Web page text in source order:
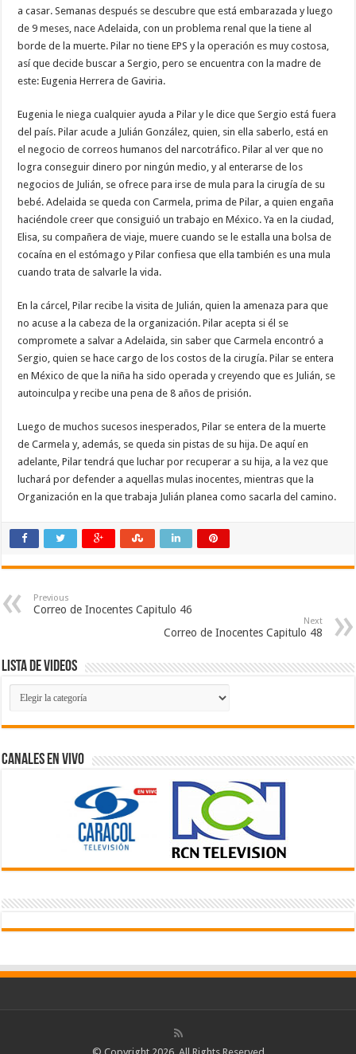
a casar. Semanas después se descubre que está embarazada y luego
de 9 meses, nace Adelaida, con un problema renal que la tiene al
borde de la muerte. Pilar no tiene EPS y la operación es muy costosa,
así que decide buscar a Sergio, pero se encuentra con la madre de
este: Eugenia Herrera de Gaviria.
Eugenia le niega cualquier ayuda a Pilar y le dice que Sergio está fuera
del país. Pilar acude a Julián González, quien, sin ella saberlo, está en
el negocio de correos humanos del narcotráfico. Pilar al ver que no
logra conseguir dinero por ningún medio, y al enterarse de los
negocios de Julián, se ofrece para irse de mula para la cirugía de su
bebé. Adelaida se queda con Carmela, prima de Pilar, a quien engaña
haciéndole creer que consiguió un trabajo en México. Ya en la ciudad,
Elisa, su compañera de viaje, muere cuando se le estalla una bolsa de
cocaína en el estómago y Pilar confiesa que ella también es una mula
cuando trata de salvarle la vida.
En la cárcel, Pilar recibe la visita de Julián, quien la amenaza para que
no acuse a la cabeza de la organización. Pilar acepta si él se
compromete a salvar a Adelaida, sin saber que Carmela encontró a
Sergio, quien se hace cargo de los costos de la cirugía. Pilar se entera
en México de que la niña ha sido operada y creyendo que es Julián, se
autoinculpa y recibe una pena de 8 años de prisión.
Luego de muchos sucesos inesperados, Pilar se entera de la muerte
de Carmela y, además, se queda sin pistas de su hija. De aquí en
adelante, Pilar tendrá que luchar por recuperar a su hija, a la vez que
luchará por defender a aquellas mulas inocentes, mientras que la
Organización en la que trabaja Julián planea como sacarla del camino.
Previous
Correo de Inocentes Capitulo 46
Next
Correo de Inocentes Capitulo 48
Lista de Videos
Lista
de
Videos
Canales En Vivo